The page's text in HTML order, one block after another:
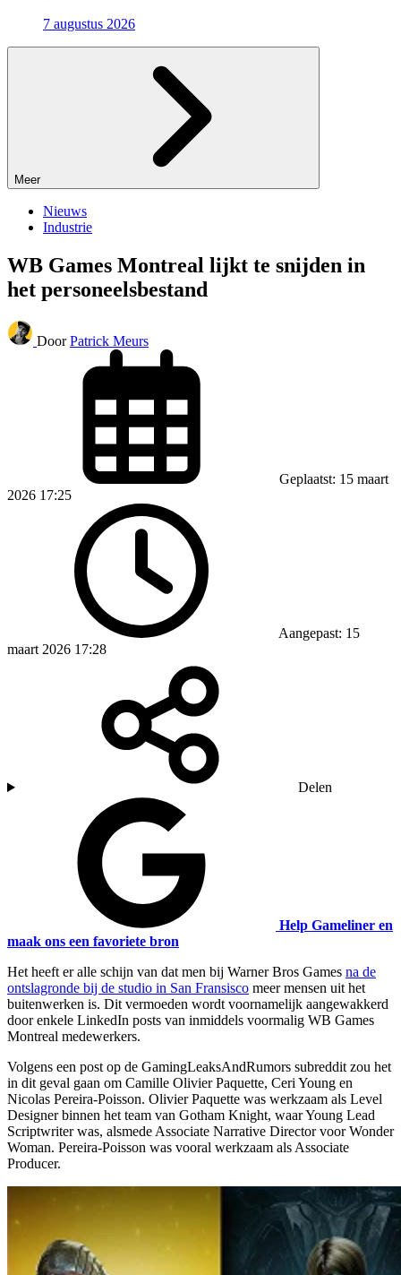
7 augustus 2026
Meer
Nieuws
Industrie
WB Games Montreal lijkt te snijden in
het personeelsbestand
Door Patrick Meurs
Geplaatst: 15 maart
2026 17:25
Aangepast: 15
maart 2026 17:28
Delen
Help Gameliner en
maak ons een favoriete bron
Het heeft er alle schijn van dat men bij Warner Bros Games na de
ontslagronde bij de studio in San Fransisco meer mensen uit het
buitenwerken is. Dit vermoeden wordt voornamelijk aangewakkerd
door enkele LinkedIn posts van inmiddels voormalig WB Games
Montreal medewerkers.
Volgens een post op de GamingLeaksAndRumors subreddit zou het
in dit geval gaan om Camille Olivier Paquette, Ceri Young en
Nicolas Pereira-Poisson. Olivier Paquette was werkzaam als Level
Designer binnen het team van Gotham Knight, waar Young Lead
Scriptwriter was, alsmede Associate Narrative Director voor Wonder
Woman. Pereira-Poisson was vooral werkzaam als Associate
Producer.